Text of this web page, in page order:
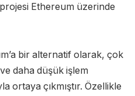
Ethereum üzerinde
bir alternatif olarak, çok
daha düşük işlem
ortaya çıkmıştır. Özellikle